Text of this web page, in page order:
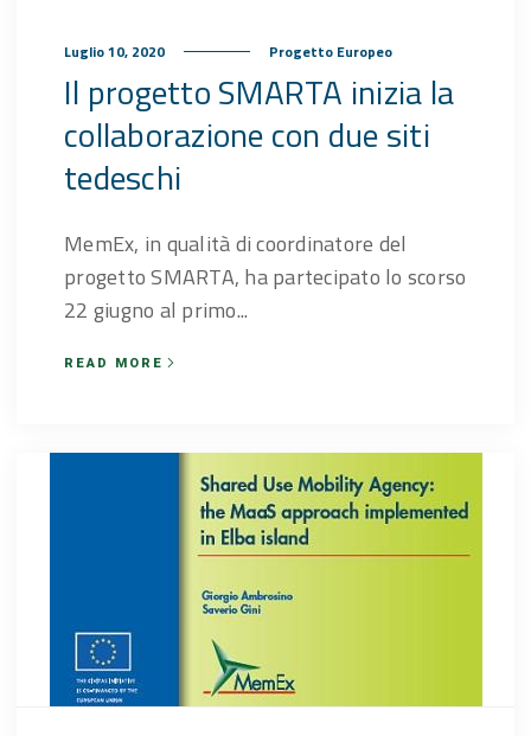
Luglio 10, 2020 Progetto Europeo
Il progetto SMARTA inizia la
collaborazione con due siti
tedeschi
MemEx, in qualità di coordinatore del
progetto SMARTA, ha partecipato lo scorso
22 giugno al primo...
READ MORE